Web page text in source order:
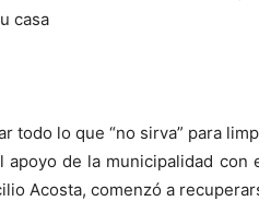
casa
todo lo que “no sirva” para
de la municipalidad
Acosta, comenzó a